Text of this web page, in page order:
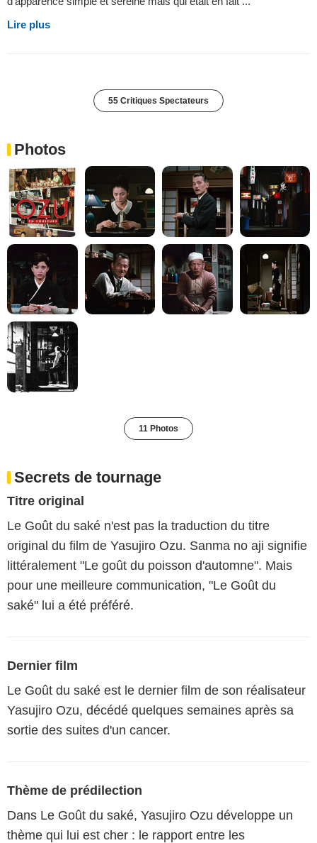
Lire plus
55 Critiques Spectateurs
Photos
11 Photos
Secrets de tournage
Titre original
Le Goût du saké n'est pas la traduction du titre
original du film de Yasujiro Ozu. Sanma no aji signifie
littéralement "Le goût du poisson d'automne". Mais
pour une meilleure communication, "Le Goût du
saké" lui a été préféré.
Dernier film
Le Goût du saké est le dernier film de son réalisateur
Yasujiro Ozu, décédé quelques semaines après sa
sortie des suites d'un cancer.
Thème de prédilection
Dans Le Goût du saké, Yasujiro Ozu développe un
thème qui lui est cher : le rapport entre les